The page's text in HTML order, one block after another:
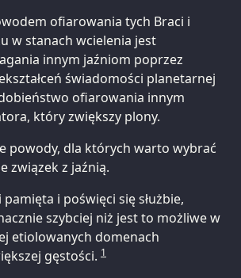
ofiarowania tych Braci i
w stanach wcielenia jest
innym jaźniom poprzez
świadomości planetarnej
ofiarowania innym
który zwiększy plony.
powody, dla których warto wybrać
związek z jaźnią.
i poświęci się służbie,
szybciej niż jest to możliwe w
etiolowanych domenach
gęstości. 1